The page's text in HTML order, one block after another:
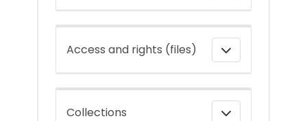
Access and rights (files)
Collections